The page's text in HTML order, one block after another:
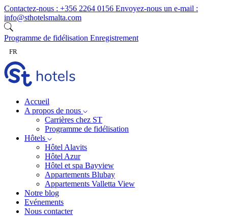
Skip to content
Contactez-nous : +356 2264 0156 Envoyez-nous un e-mail :
info@sthotelsmalta.com
Programme de fidélisation Enregistrement
FR
Accueil
A propos de nous
Carrières chez ST
Programme de fidélisation
Hôtels
Hôtel Alavits
Hôtel Azur
Hôtel et spa Bayview
Appartements Blubay
Appartements Valletta View
Notre blog
Evénements
Nous contacter